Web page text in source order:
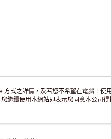
式之詳情，及若您不希望在電腦上使
您繼續使用本網站即表示您同意本公司